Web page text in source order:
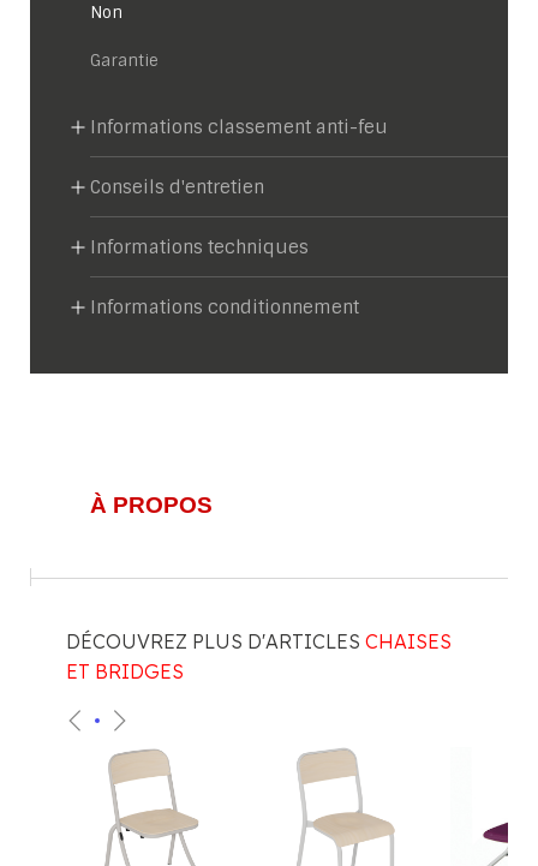
Non
garantie
Informations classement anti-feu
Conseils d'entretien
Informations techniques
Informations conditionnement
À PROPOS
DÉCOUVREZ PLUS D'ARTICLES CHAISES
ET BRIDGES